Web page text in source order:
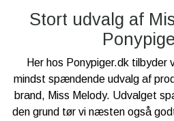
Stort udvalg af
Her hos Ponypiger.dk
mindst spændende udvalg af
brand, Miss Melody. Udvalget
den grund tør vi næsten også